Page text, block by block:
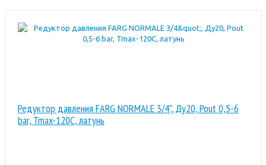
Редуктор давления FARG NORMALE 3/4", Ду20, Pout 0,5-6
bar, Tmax-120C, латунь